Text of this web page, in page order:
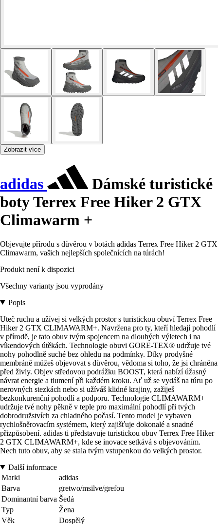
Zobrazit více
adidas
Dámské turistické
boty Terrex Free Hiker 2 GTX
Climawarm +
Objevujte přírodu s důvěrou v botách adidas Terrex Free Hiker 2 GTX
Climawarm, vašich nejlepších společnících na túrách!
Produkt není k dispozici
Všechny varianty jsou vyprodány
Popis
Uteč ruchu a užívej si velkých prostor s turistickou obuví Terrex Free
Hiker 2 GTX CLIMAWARM+. Navržena pro ty, kteří hledají pohodlí
v přírodě, je tato obuv tvým spojencem na dlouhých výletech i na
víkendových útěkách. Technologie obuvi GORE-TEX® udržuje tvé
nohy pohodlně suché bez ohledu na podmínky. Díky prodyšné
membráně můžeš objevovat s důvěrou, vědoma si toho, že jsi chráněna
před živly. Objev středovou podrážku BOOST, která nabízí úžasný
návrat energie a tlumení při každém kroku. Ať už se vydáš na túru po
nerovných stezkách nebo si užíváš klidné krajiny, zažiješ
bezkonkurenční pohodlí a podporu. Technologie CLIMAWARM+
udržuje tvé nohy pěkně v teple pro maximální pohodlí při tvých
dobrodružstvích za chladného počasí. Tento model je vybaven
rychlošněrovacím systémem, který zajišťuje dokonalé a snadné
přizpůsobení. adidas ti představuje turistickou obuv Terrex Free Hiker
2 GTX CLIMAWARM+, kde se inovace setkává s objevováním.
Nech tuto obuv, aby se stala tvým vstupenkou do velkých prostor.
Další informace
Marki
adidas
Barva
gretwo/msilve/grefou
Dominantní barva Šedá
Typ
Žena
Věk
Dospělý